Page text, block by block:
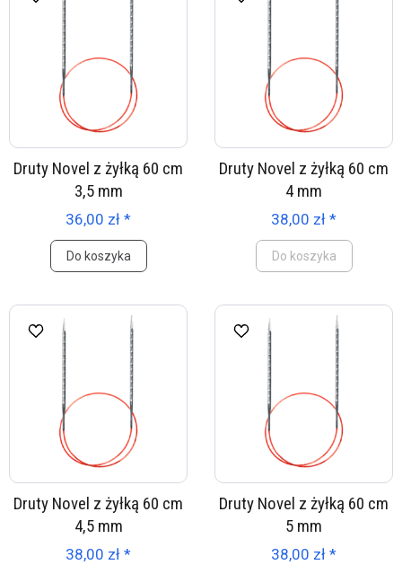
Druty Novel z żyłką 60 cm
3,5 mm
36,00 zł *
Do koszyka
Druty Novel z żyłką 60 cm
4 mm
38,00 zł *
Do koszyka
Druty Novel z żyłką 60 cm
4,5 mm
38,00 zł *
Druty Novel z żyłką 60 cm
5 mm
38,00 zł *